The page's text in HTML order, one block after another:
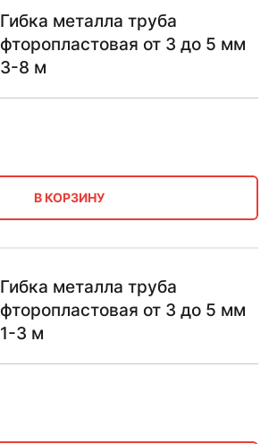
Гибка металла труба
фторопластовая от 3 до 5 мм
3-8 м
В КОРЗИНУ
Гибка металла труба
фторопластовая от 3 до 5 мм
1-3 м